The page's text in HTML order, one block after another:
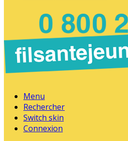
Menu
Rechercher
Switch skin
Connexion